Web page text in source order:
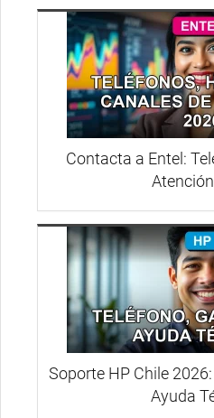
Contacta a Entel:
Soporte HP Chile
Ayuda